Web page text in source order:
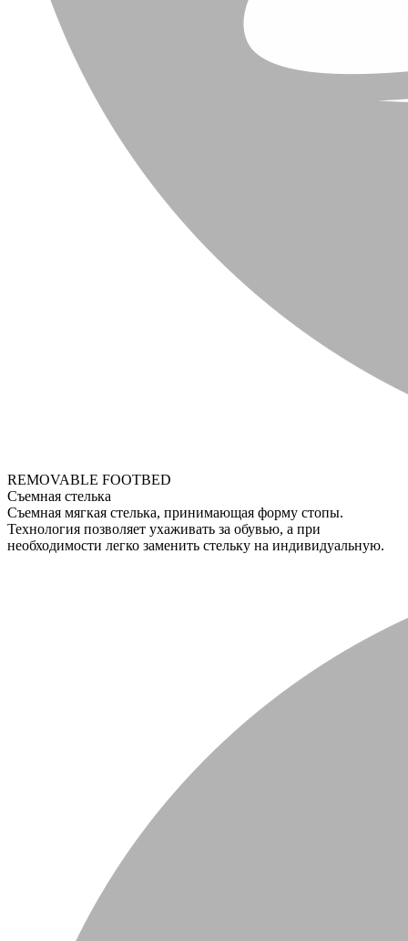
REMOVABLE FOOTBED
Съемная стелька
Съемная мягкая стелька, принимающая форму стопы.
Технология позволяет ухаживать за обувью, а при
необходимости легко заменить стельку на индивидуальную.